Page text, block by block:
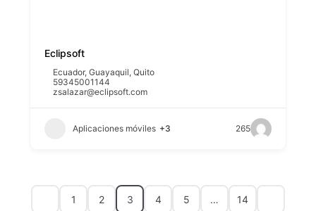
Eclipsoft
Ecuador,Guayaquil,Quito
59345001144
zsalazar@eclipsoft.com
Aplicaciones móviles +3 265
1 2 3 4 5 … 14